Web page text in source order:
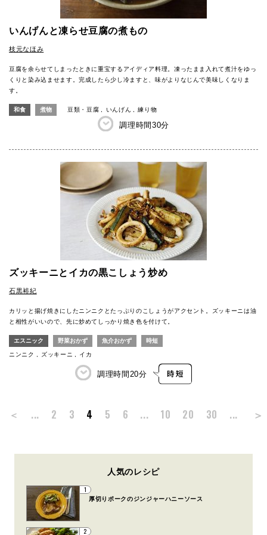
いんげんと凍らせ豆腐の煮もの
枝元なほみ
豆腐を余らせてしまったときに重宝するアイディア料理。凍ったまま入れて煮汁をゆっ
くりと染み込ませます。完成したら少し冷ますと、味がよりなじんで美味しくなりま
す。
和食 煮物 豆類・豆腐 いんげん 練り物
調理時間30分
ズッキーニとイカの黒こしょう炒め
石黒裕紀
カリッと揚げ焼きにしたニンニクとたっぷりのこしょうがアクセント。ズッキーニは油
と相性がいいので、先に炒めてしっかり焼き色を付けて。
エスニック 野菜おかず 魚介おかず 時短
ニンニク ズッキーニ イカ
調理時間 20分
＜ ... 2 3 4 5 6 ... 10 20 30 ... ＞
人気のレシピ
1
厚切りポークのジンジャーハニーソース
2